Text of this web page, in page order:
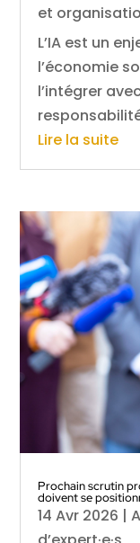
et
L’IA est un
l’économie
l’intégrer
Lire la suite
Prochain scrutin
doivent se
14 Avr 2026 |